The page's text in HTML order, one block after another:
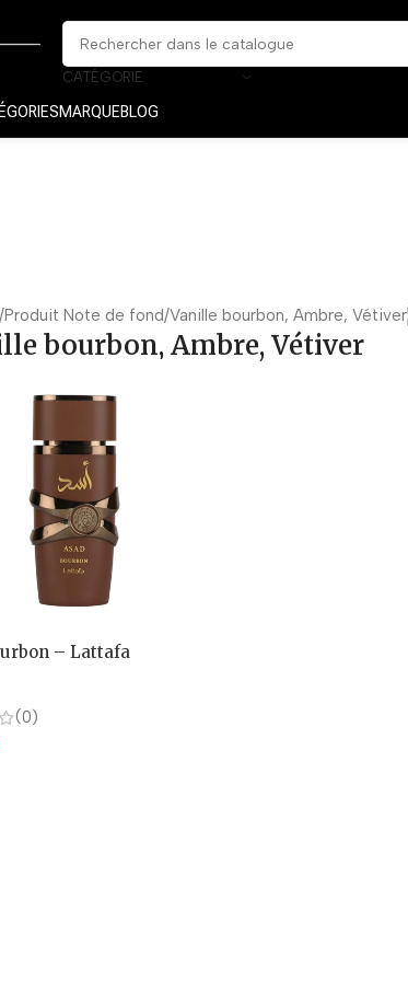
CATÉGORIE
MARQUEBLOG
Produit Note de fond Vanille bourbon, Ambre, Vétiver
bourbon, Ambre, Vétiver
– Lattafa
(0)